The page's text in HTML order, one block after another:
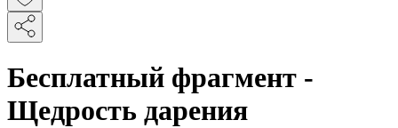
Бесплатный фрагмент -
Щедрость дарения